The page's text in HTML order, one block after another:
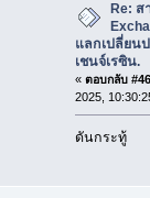
Re: ส
แลกเปลี่ยน
เชนจ์เรซิน.
« ตอบกลับ
2025,
ดันกระทู้